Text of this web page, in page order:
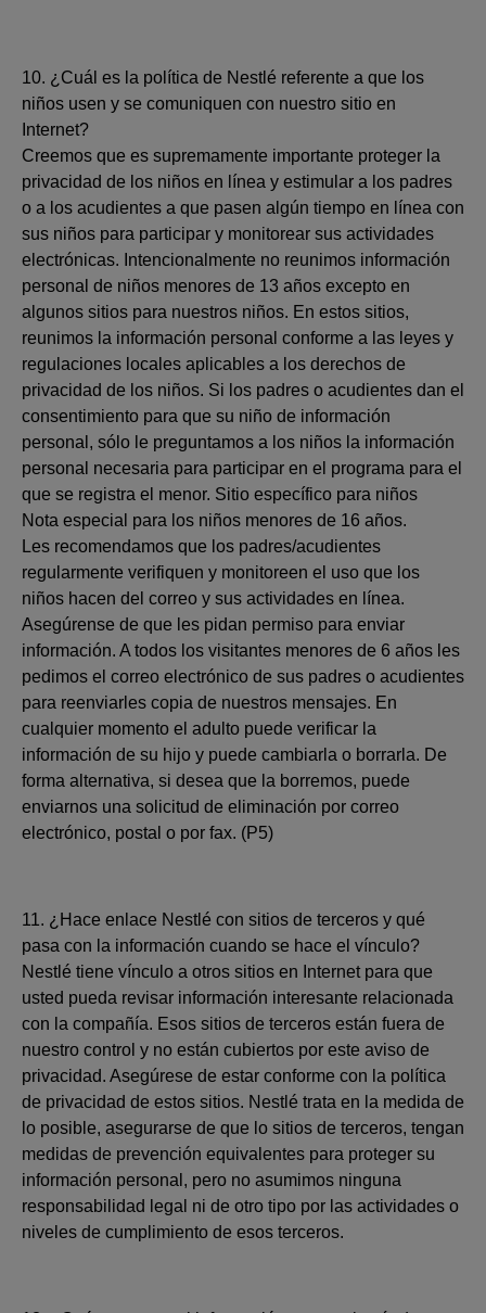
10. ¿Cuál es la política de Nestlé referente a que los
niños usen y se comuniquen con nuestro sitio en
Internet?
Creemos que es supremamente importante proteger la
privacidad de los niños en línea y estimular a los padres
o a los acudientes a que pasen algún tiempo en línea con
sus niños para participar y monitorear sus actividades
electrónicas. Intencionalmente no reunimos información
personal de niños menores de 13 años excepto en
algunos sitios para nuestros niños. En estos sitios,
reunimos la información personal conforme a las leyes y
regulaciones locales aplicables a los derechos de
privacidad de los niños. Si los padres o acudientes dan el
consentimiento para que su niño de información
personal, sólo le preguntamos a los niños la información
personal necesaria para participar en el programa para el
que se registra el menor. Sitio específico para niños
Nota especial para los niños menores de 16 años.
Les recomendamos que los padres/acudientes
regularmente verifiquen y monitoreen el uso que los
niños hacen del correo y sus actividades en línea.
Asegúrense de que les pidan permiso para enviar
información. A todos los visitantes menores de 6 años les
pedimos el correo electrónico de sus padres o acudientes
para reenviarles copia de nuestros mensajes. En
cualquier momento el adulto puede verificar la
información de su hijo y puede cambiarla o borrarla. De
forma alternativa, si desea que la borremos, puede
enviarnos una solicitud de eliminación por correo
electrónico, postal o por fax. (P5)
11. ¿Hace enlace Nestlé con sitios de terceros y qué
pasa con la información cuando se hace el vínculo?
Nestlé tiene vínculo a otros sitios en Internet para que
usted pueda revisar información interesante relacionada
con la compañía. Esos sitios de terceros están fuera de
nuestro control y no están cubiertos por este aviso de
privacidad. Asegúrese de estar conforme con la política
de privacidad de estos sitios. Nestlé trata en la medida de
lo posible, asegurarse de que lo sitios de terceros, tengan
medidas de prevención equivalentes para proteger su
información personal, pero no asumimos ninguna
responsabilidad legal ni de otro tipo por las actividades o
niveles de cumplimiento de esos terceros.